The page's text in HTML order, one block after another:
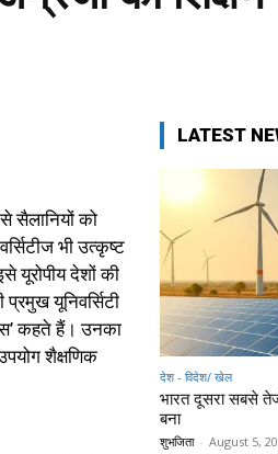
सैलानियों को
भी उत्कृष्ट
यूरोपीय देशों की
यूनिवर्सिटी
कहते हैं। उनका
शैक्षणिक
LATEST
देश - विदेश/ खेल
भारत दूसरा सबसे
बना
शुभजिता - August 5,